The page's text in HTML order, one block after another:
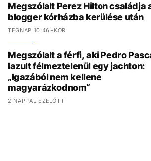
Megszólalt Perez Hilton családja
blogger kórházba kerülése után
TEGNAP 10:46 -KOR
Megszólalt a férfi, aki Pedro
lazult félmeztelenül egy jachton:
„Igazából nem kellene
magyarázkodnom“
2 NAPPAL EZELŐTT